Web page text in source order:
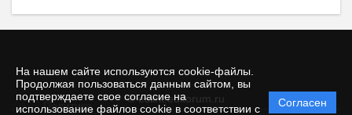
На нашем сайте используются cookie-файлы.
Продолжая пользоваться данным сайтом, вы
подтверждаете свое согласие на
использование файлов cookie в соответствии с
Согласен
© esiirk.editorum.ru
Политика